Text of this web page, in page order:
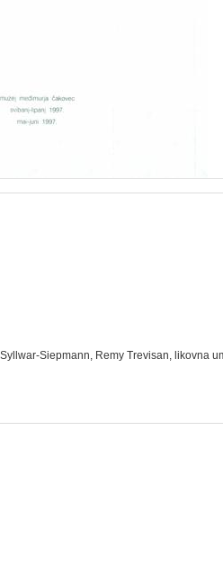
Syllwar-Siepmann, Remy Trevisan,likovna